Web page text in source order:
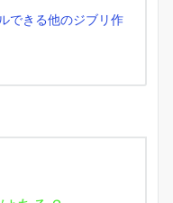
できる他のジブリ作